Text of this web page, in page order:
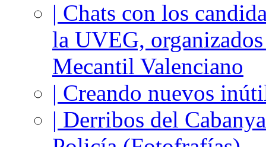
| Chats con los
la UVEG,
Mecantil Valenciano
| Creando nuevos
| Derribos del